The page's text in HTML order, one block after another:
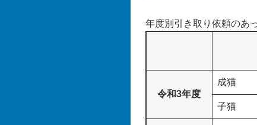
年度別引き取り依頼のあ
令和3年度
成猫
子猫